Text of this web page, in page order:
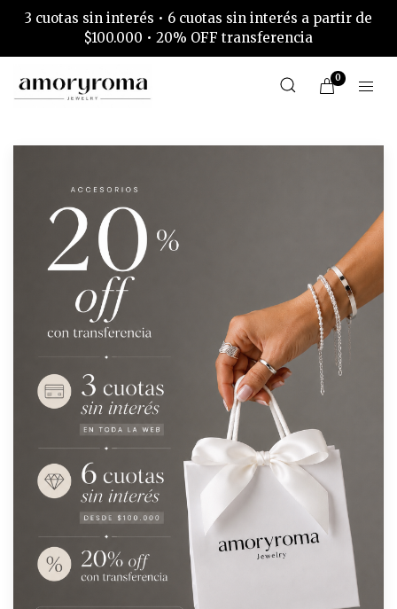
3 cuotas sin interés • 6 cuotas sin interés a partir de
$100.000 • 20% OFF transferencia
0